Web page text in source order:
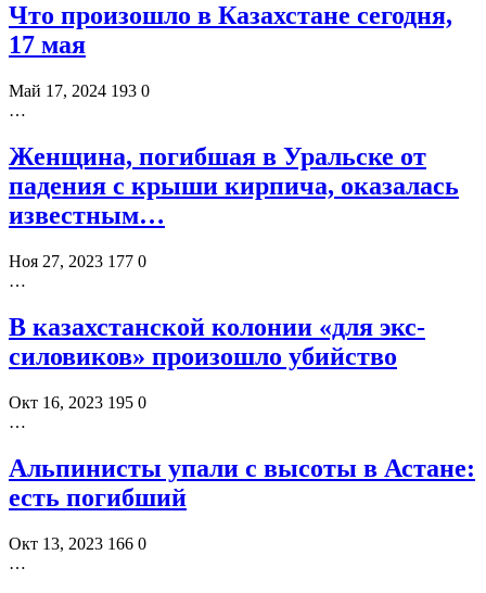
Что произошло в Казахстане сегодня,
17 мая
Май 17, 2024 193 0
…
Женщина, погибшая в Уральске от
падения с крыши кирпича, оказалась
известным…
Ноя 27, 2023 177 0
…
В казахстанской колонии «для экс-
силовиков» произошло убийство
Окт 16, 2023 195 0
…
Альпинисты упали с высоты в Астане:
есть погибший
Окт 13, 2023 166 0
…